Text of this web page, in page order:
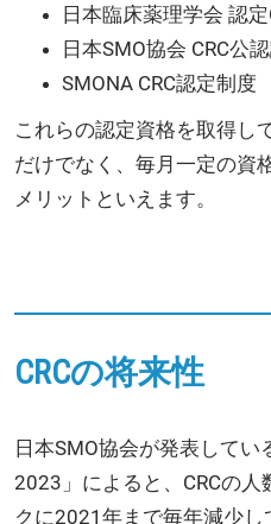
日本臨床薬理学会 認
日本SMO協会 CRC公
SMONA CRC認定制度
これらの認定資格を取得し
だけでなく、毎月一定の資
メリットといえます。
CRCの将来性
日本SMO協会が発表してい
2023」によると、CRCの
クに2021年まで毎年減少し